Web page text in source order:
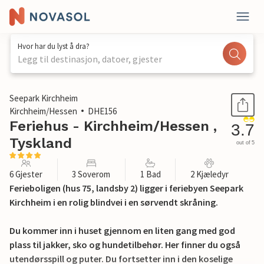
Hvor har du lyst å dra?
Legg til destinasjon, datoer, gjester
1 / 33
Seepark Kirchheim
Kirchheim/Hessen
DHE156
Feriehus - Kirchheim/Hessen ,
Tyskland
3.7
out of 5
6 Gjester 3 Soverom 1 Bad 2 Kjæledyr
Ferieboligen (hus 75, landsby 2) ligger i feriebyen Seepark
Kirchheim i en rolig blindvei i en sørvendt skråning.
Du kommer inn i huset gjennom en liten gang med god
plass til jakker, sko og hundetilbehør. Her finner du også
utendørsspill og puter. Du fortsetter inn i den koselige